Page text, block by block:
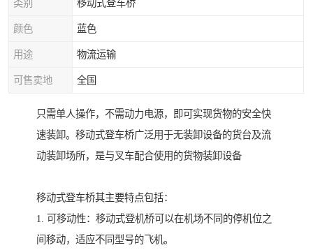
类别 移动式登车桥
颜色 蓝色
用途 物流运输
可售卖地 全国
只需单人操作，不需动力电源，即可实现货物的安全快
速装卸。移动式登车桥广泛用于无装卸设备的货台及流
动装卸场所，是与叉车配合使用的货物装卸设备
移动式登车桥其主要特点包括：
1. 可移动性：移动式登机桥可以在机场不同的停机位之
间移动，适应不同型号的飞机。